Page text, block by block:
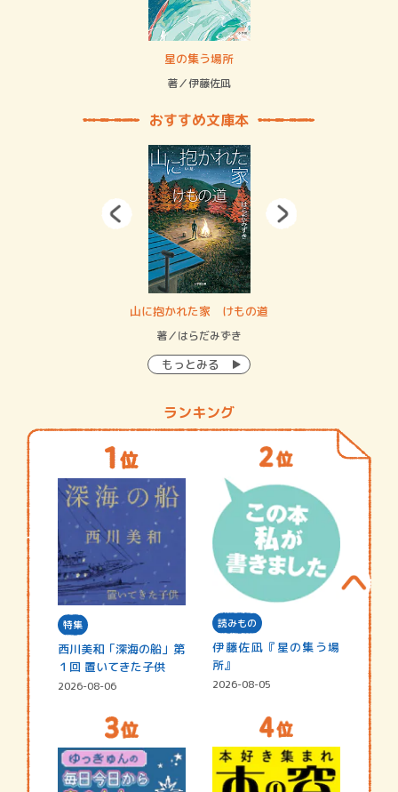
星の集う場所
著／伊藤佐凪
おすすめ文庫本
山に抱かれた家 けもの道
著／はらだみずき
もっとみる
ランキング
特集
西川美和「深海の船」第
１回 置いてきた子供
2026-08-06
読みもの
伊藤佐凪『星の集う場
所』
2026-08-05